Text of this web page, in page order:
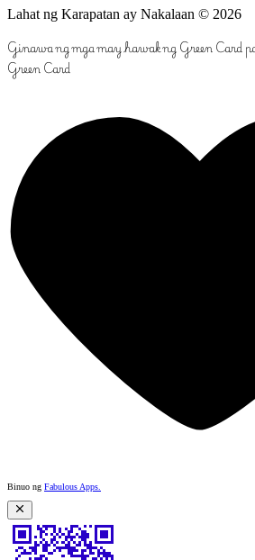
Lahat ng Karapatan ay Nakalaan © 2026
Ginawa ng mga may hawak ng Green Card
Green Card
Binuo ng Fabulous Apps.